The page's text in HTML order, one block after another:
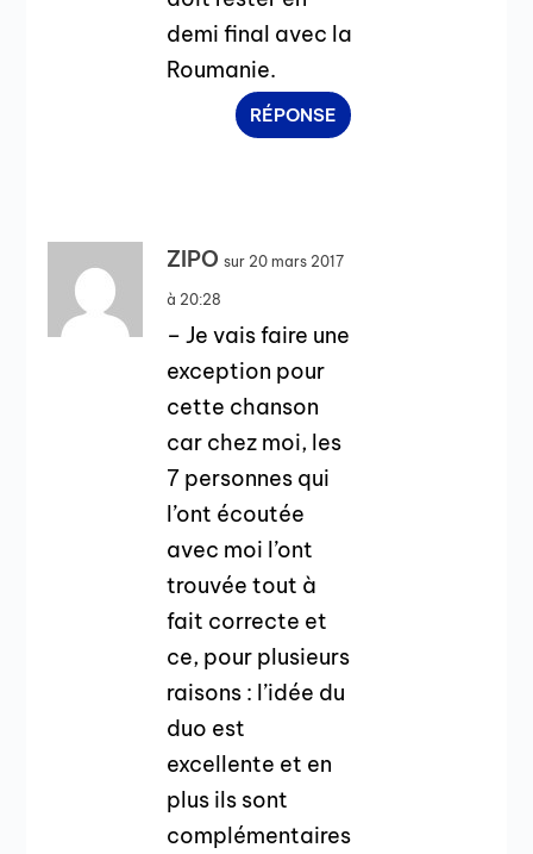
demi final avec la
Roumanie.
RÉPONSE
ZIPO sur 20 mars 2017
à 20:28
– Je vais faire une
exception pour
cette chanson
car chez moi, les
7 personnes qui
l’ont écoutée
avec moi l’ont
trouvée tout à
fait correcte et
ce, pour plusieurs
raisons : l’idée du
duo est
excellente et en
plus ils sont
complémentaires